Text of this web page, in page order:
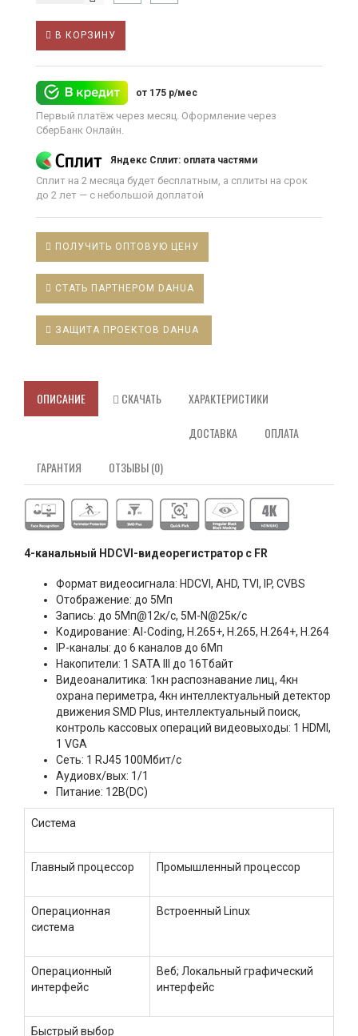
В КОРЗИНУ
от 175 р/мес
Первый платёж через месяц. Оформление через
СберБанк Онлайн.
Яндекс Сплит: оплата частями
Сплит на 2 месяца будет бесплатным, а сплиты на срок
до 2 лет — с небольшой доплатой
ПОЛУЧИТЬ ОПТОВУЮ ЦЕНУ
СТАТЬ ПАРТНЕРОМ DAHUA
ЗАЩИТА ПРОЕКТОВ DAHUA
ОПИСАНИЕ СКАЧАТЬ ХАРАКТЕРИСТИКИ
ДОСТАВКА ОПЛАТА
ГАРАНТИЯ ОТЗЫВЫ (0)
4-канальный HDCVI-видеорегистратор с FR
Формат видеосигнала: HDCVI, AHD, TVI, IP, CVBS
Отображение: до 5Мп
Запись: до 5Мп@12к/с, 5M-N@25к/с
Кодирование: AI-Coding, H.265+, H.265, H.264+, H.264
IP-каналы: до 6 каналов до 6Мп
Накопители: 1 SATA III до 16Тбайт
Видеоаналитика: 1кн распознавание лиц, 4кн
охрана периметра, 4кн интеллектуальный детектор
движения SMD Plus, интеллектуальный поиск,
контроль кассовых операций видеовыходы: 1 HDMI,
1 VGA
Сеть: 1 RJ45 100Мбит/с
Аудиовх/вых: 1/1
Питание: 12В(DC)
Система
Главный процессор Промышленный процессор
Операционная
система
Встроенный Linux
Операционный
интерфейс
Веб; Локальный графический
интерфейс
Быстрый выбор